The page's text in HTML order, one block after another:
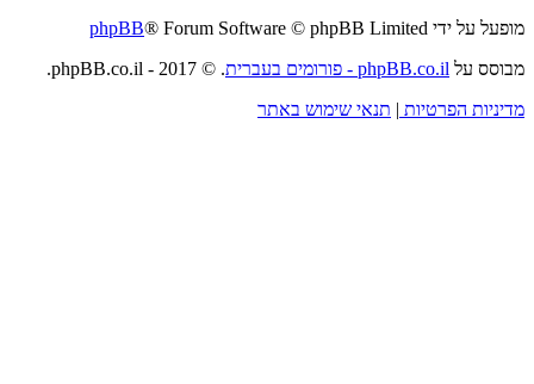
מופעל על ידי
phpBB® Forum Software © phpBB Limited
מבוסס על phpBB.co.il - פורומים בעברית
. © 2017 - phpBB.co.il.
מדיניות הפרטיות | תנאי שימוש באתר